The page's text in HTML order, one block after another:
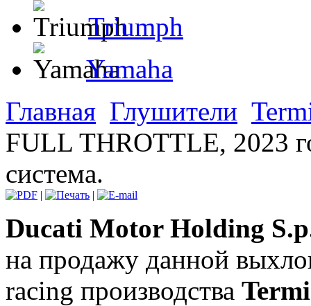
Triumph
Yamaha
Главная Глушители
FULL THROTTLE, 2023
система.
| |
Ducati Motor Holding
на продажу данной
racing производства